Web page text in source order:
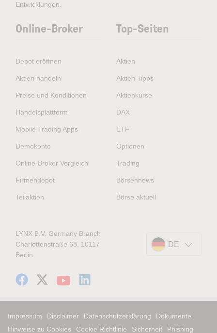
Entwicklungen.
Online-Broker
Depot eröffnen
Aktien handeln
Preise und Konditionen
Handelsplattform
Mobile Trading Apps
Demokonto
Online-Broker Vergleich
Firmendepot
Teilaktien
Top-Seiten
Aktien
Aktien Tipps
Aktienkurse
DAX
ETF
Optionen
Trading
Börsennews
Börse aktuell
LYNX B.V. Germany Branch
Charlottenstraße 68, 10117
Berlin
DE
Impressum Disclaimer Datenschutzerklärung
Dokumente
Hinweise zu Cookies
Cookie Richtlinie Sicherheit
Phishing